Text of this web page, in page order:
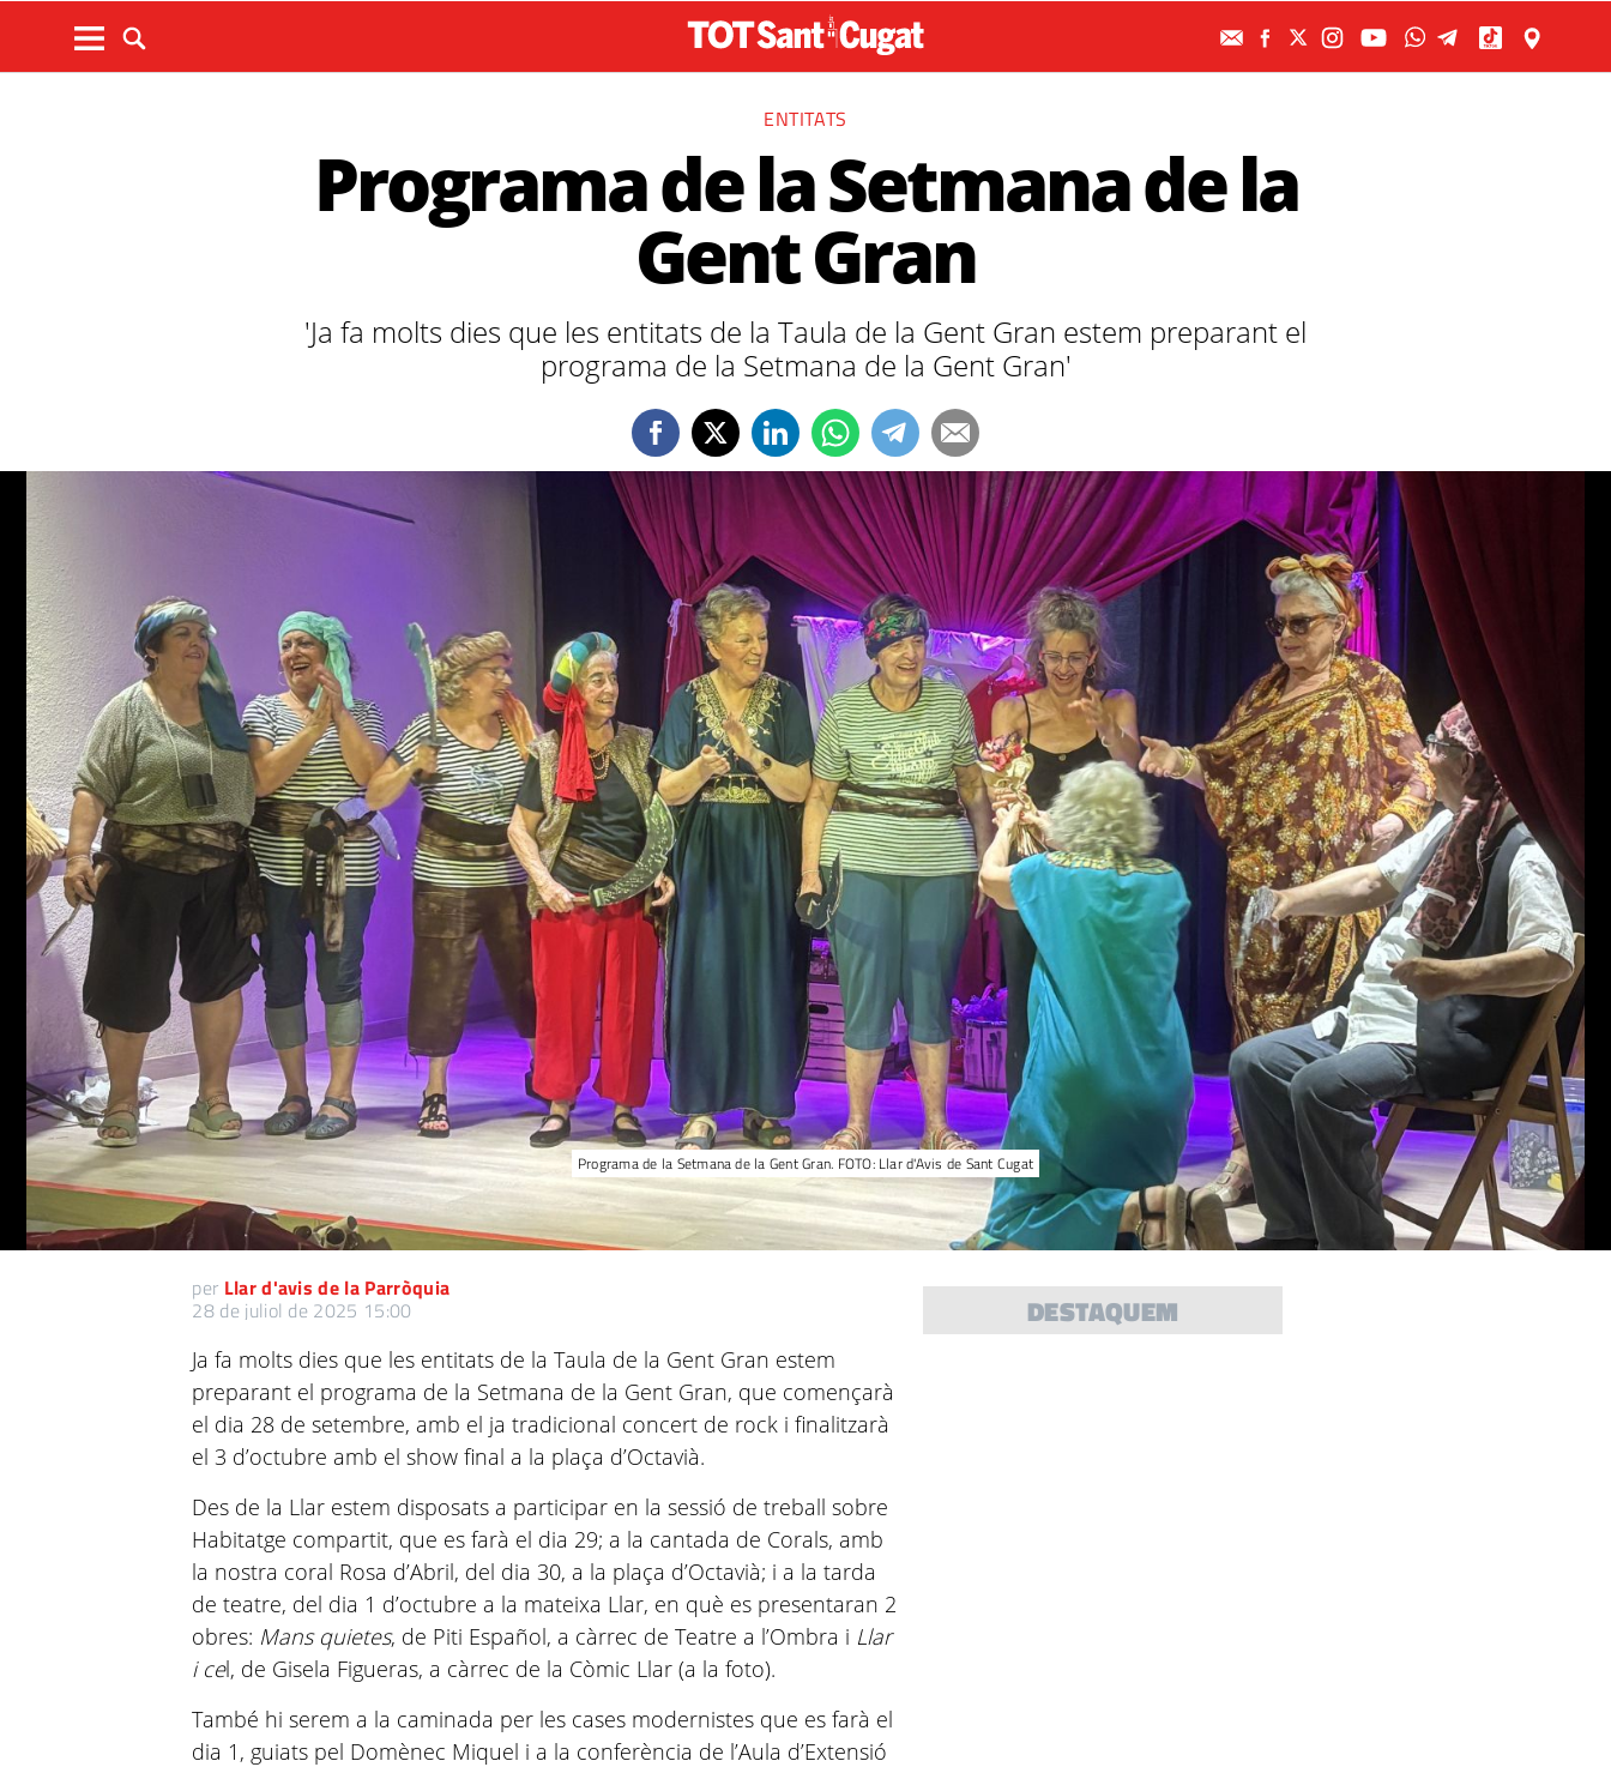
ENTITATS
Programa de la Setmana de la
Gent Gran
'Ja fa molts dies que les entitats de la Taula de la Gent Gran estem preparant el
programa de la Setmana de la Gent Gran'
Programa de la Setmana de la Gent Gran. FOTO: Llar d'Avis de Sant Cugat
per Llar d'avis de la Parròquia
28 de juliol de 2025 15:00
Ja fa molts dies que les entitats de la Taula de la Gent Gran estem
preparant el programa de la Setmana de la Gent Gran, que començarà
el dia 28 de setembre, amb el ja tradicional concert de rock i finalitzarà
el 3 d’octubre amb el show final a la plaça d’Octavià.
Des de la Llar estem disposats a participar en la sessió de treball sobre
Habitatge compartit, que es farà el dia 29; a la cantada de Corals, amb
la nostra coral Rosa d’Abril, del dia 30, a la plaça d’Octavià; i a la tarda
de teatre, del dia 1 d’octubre a la mateixa Llar, en què es presentaran 2
obres: Mans quietes, de Piti Español, a càrrec de Teatre a l’Ombra i Llar
i cel, de Gisela Figueras, a càrrec de la Còmic Llar (a la foto).
També hi serem a la caminada per les cases modernistes que es farà el
dia 1, guiats pel Domènec Miquel i a la conferència de l’Aula d’Extensió
DESTAQUEM